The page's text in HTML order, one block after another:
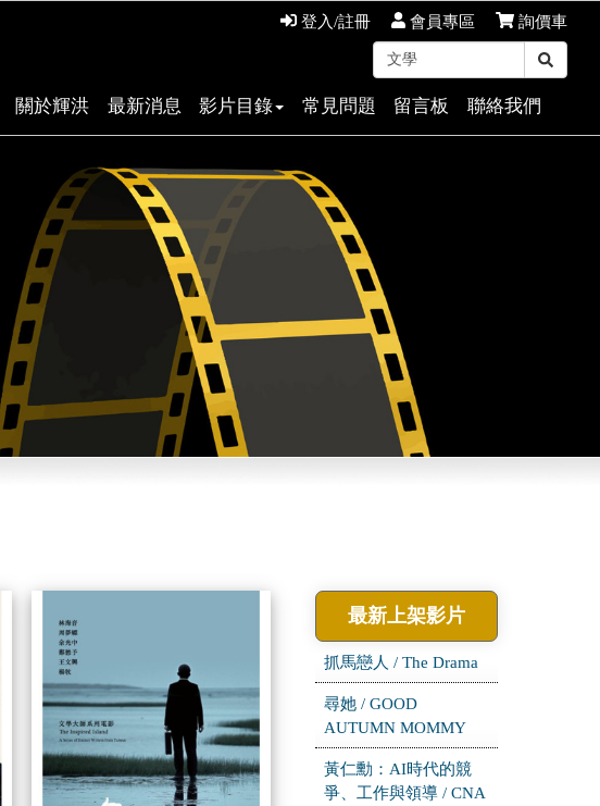
登入/註冊 會員專區 詢價車
關於輝洪 最新消息 影片目錄 常見問題 留言板 聯絡我們
最新上架影片
抓馬戀人 / The Drama
尋她 / GOOD
AUTUMN MOMMY
黃仁勳：AI時代的競
爭、工作與領導 / CNA